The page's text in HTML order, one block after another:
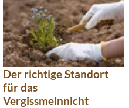
Der richtige Standort
für das
Vergissmeinnicht